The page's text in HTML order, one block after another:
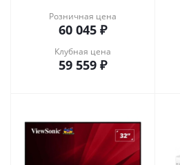
Розничная цена
60 045 ₽
Клубная цена
59 559 ₽